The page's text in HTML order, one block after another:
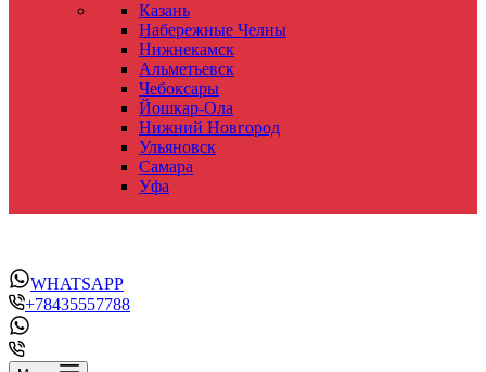
Казань
Набережные Челны
Нижнекамск
Альметьевск
Чебоксары
Йошкар-Ола
Нижний Новгород
Ульяновск
Самара
Уфа
WHATSAPP
+78435557788